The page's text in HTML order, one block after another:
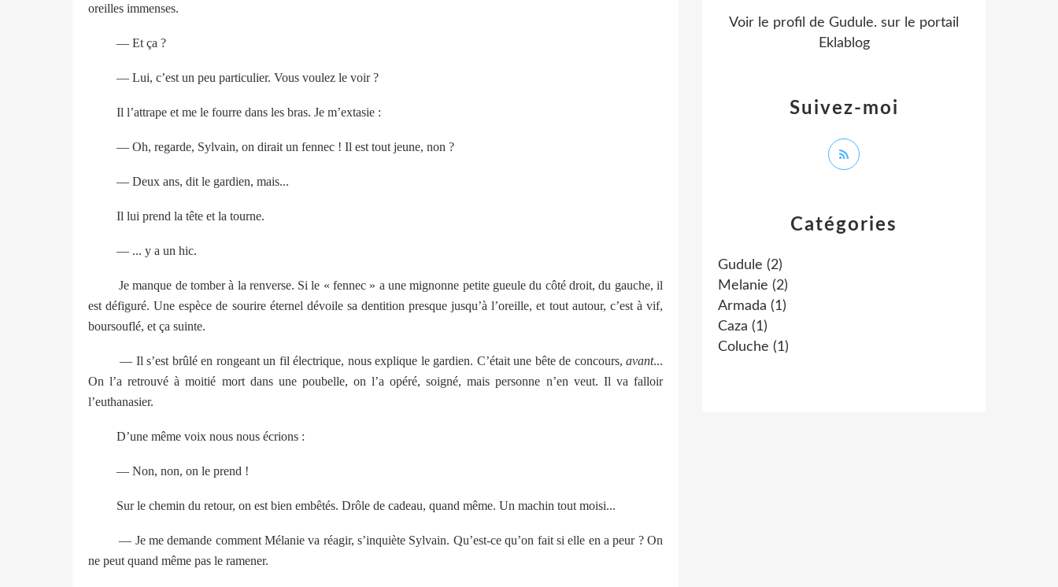
oreilles immenses.
— Et ça ?
— Lui, c’est un peu particulier. Vous voulez le voir ?
Il l’attrape et me le fourre dans les bras. Je m’extasie :
— Oh, regarde, Sylvain, on dirait un fennec ! Il est tout jeune, non ?
— Deux ans, dit le gardien, mais...
Il lui prend la tête et la tourne.
— ... y a un hic.
Je manque de tomber à la renverse. Si le « fennec » a une mignonne petite gueule du côté droit, du gauche, il
est défiguré. Une espèce de sourire éternel dévoile sa dentition presque jusqu’à l’oreille, et tout autour, c’est à vif,
boursouflé, et ça suinte.
— Il s’est brûlé en rongeant un fil électrique, nous explique le gardien. C’était une bête de concours,avant...
On l’a retrouvé à moitié mort dans une poubelle, on l’a opéré, soigné, mais personne n’en veut. Il va falloir
l’euthanasier.
D’une même voix nous nous écrions :
— Non, non, on le prend !
Sur le chemin du retour, on est bien embêtés. Drôle de cadeau, quand même. Un machin tout moisi...
— Je me demande comment Mélanie va réagir, s’inquiète Sylvain. Qu’est-ce qu’on fait si elle en a peur ? On
ne peut quand même pas le ramener.
Catégories
Gudule (2)
Melanie (2)
Armada (1)
Caza (1)
Coluche (1)
Suivez-moi
Voir le profil de Gudule. sur le portail
Eklablog